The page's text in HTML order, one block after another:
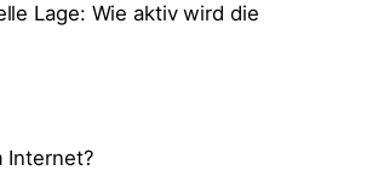
Lage: Wie aktiv wird die
Internet?